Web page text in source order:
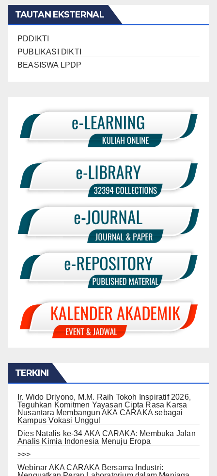
TAUTAN EKSTERNAL
PDDIKTI
PUBLIKASI DIKTI
BEASISWA LPDP
TERKINI
Ir. Wido Driyono, M.M. Raih Tokoh Inspiratif 2026,
Teguhkan Komitmen Yayasan Cipta Rasa Karsa
Nusantara Membangun AKA CARAKA sebagai
Kampus Vokasi Unggul
Dies Natalis ke-34 AKA CARAKA: Membuka Jalan
Analis Kimia Indonesia Menuju Eropa
>>>
Webinar AKA CARAKA Bersama Industri: